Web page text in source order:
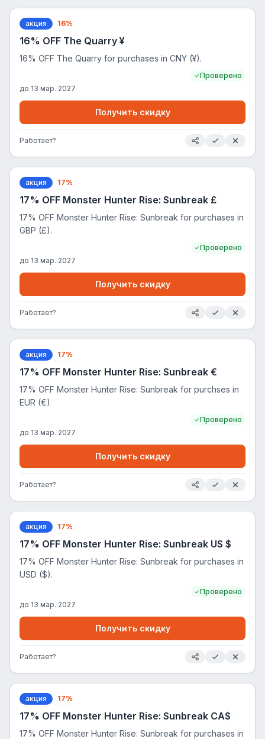
акция 16%
16% OFF The Quarry ¥
16% OFF The Quarry for purchases in CNY (¥).
Проверено
до 13 мар. 2027
Получить скидку
Работает?
акция 17%
17% OFF Monster Hunter Rise: Sunbreak £
17% OFF Monster Hunter Rise: Sunbreak for purchases in
GBP (£).
Проверено
до 13 мар. 2027
Получить скидку
Работает?
акция 17%
17% OFF Monster Hunter Rise: Sunbreak €
17% OFF Monster Hunter Rise: Sunbreak for purchses in
EUR (€)
Проверено
до 13 мар. 2027
Получить скидку
Работает?
акция 17%
17% OFF Monster Hunter Rise: Sunbreak US $
17% OFF Monster Hunter Rise: Sunbreak for purchases in
USD ($).
Проверено
до 13 мар. 2027
Получить скидку
Работает?
акция 17%
17% OFF Monster Hunter Rise: Sunbreak CA$
17% OFF Monster Hunter Rise: Sunbreak for purchases in